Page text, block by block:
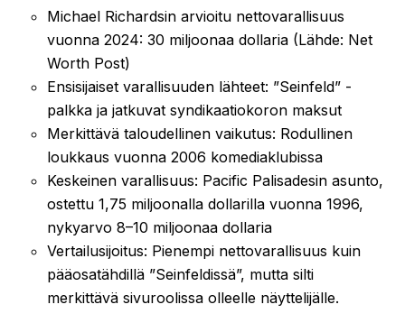
Michael Richardsin arvioitu nettovarallisuus
vuonna 2024: 30 miljoonaa dollaria (Lähde: Net
Worth Post)
Ensisijaiset varallisuuden lähteet: ”Seinfeld” -
palkka ja jatkuvat syndikaatiokoron maksut
Merkittävä taloudellinen vaikutus: Rodullinen
loukkaus vuonna 2006 komediaklubissa
Keskeinen varallisuus: Pacific Palisadesin asunto,
ostettu 1,75 miljoonalla dollarilla vuonna 1996,
nykyarvo 8–10 miljoonaa dollaria
Vertailusijoitus: Pienempi nettovarallisuus kuin
pääosatähdillä ”Seinfeldissä”, mutta silti
merkittävä sivuroolissa olleelle näyttelijälle.